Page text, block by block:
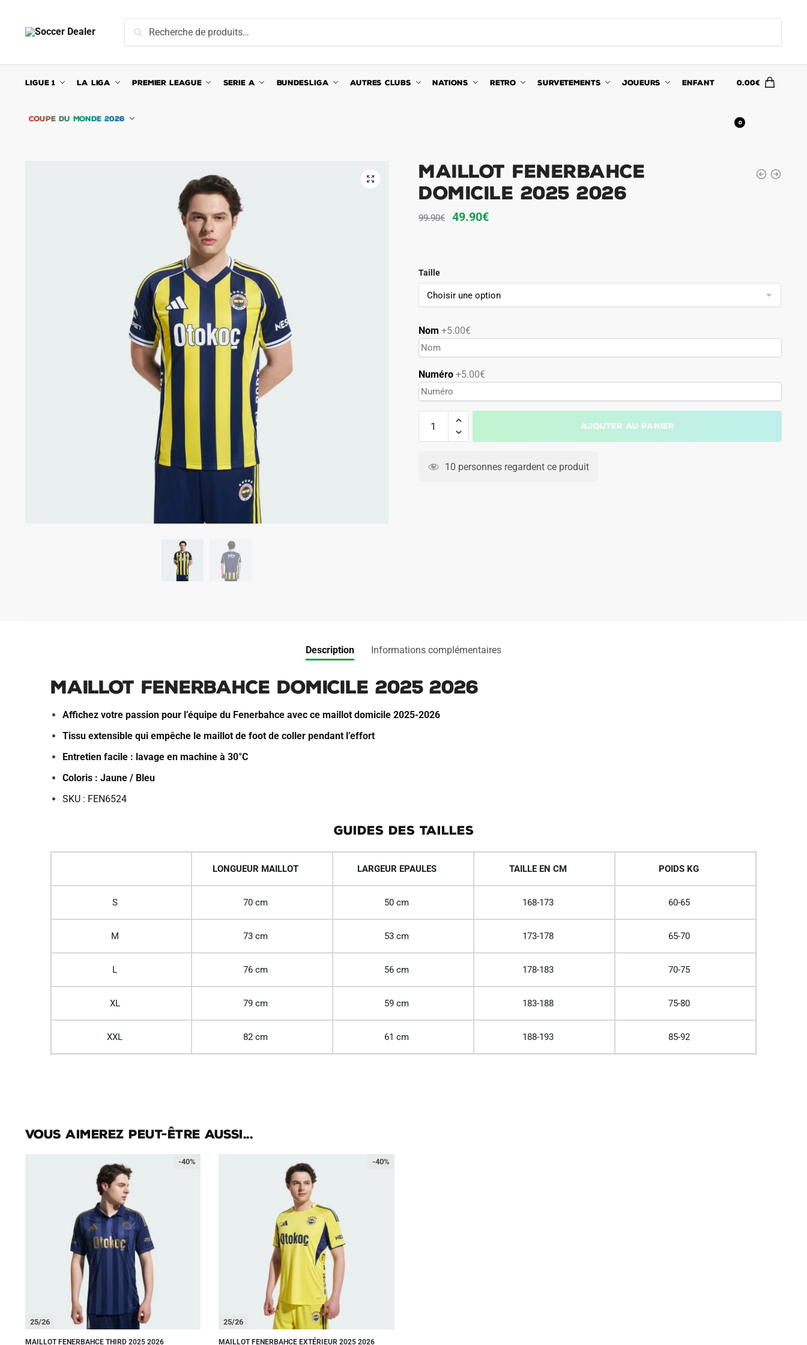
navigation
content
pour :
Recherche
LIGUE 1 LA LIGA PREMIER LEAGUE SERIE A BUNDESLIGA AUTRES CLUBS NATIONS RETRO SURVETEMENTS JOUEURS ENFANT
COUPE DU MONDE 2026
0.00€
0
🔍
Maillot Fenerbahce
Domicile 2025 2026
99.90€
Le
99.90€.
49.90€Le
49.90€.
Taille
Nom +5.00€
Numéro+5.00€
Fenerbahce
Ajouter au panier
10 personnes regardent ce produit
Description Informations complémentaires
Maillot Fenerbahce Domicile 2025 2026
Affichez votre passion pour l’équipe du Fenerbahce avec ce maillot domicile 2025-2026
Tissu extensible qui empêche le maillot de foot de coller pendant l’effort
Entretien facile : lavage en machine à 30°C
Coloris : Jaune / Bleu
SKU : FEN6524
GUIDES DES TAILLES
LONGUEUR MAILLOT LARGEUR EPAULES TAILLE EN CM POIDS KG
S 70 cm 50 cm 168-173 60-65
M 73 cm 53 cm 173-178 65-70
L 76 cm 56 cm 178-183 70-75
XL 79 cm 59 cm 183-188 75-80
XXL 82 cm 61 cm 188-193 85-92
Vous aimerez peut-être aussi...
-40%
25/26
MAILLOT FENERBAHCE THIRD 2025 2026
-40%
25/26
MAILLOT FENERBAHCE EXTÉRIEUR 2025 2026